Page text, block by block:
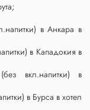
в Анкара в
в Кападокия в
вкл.напитки) в
в Бурса в хотел